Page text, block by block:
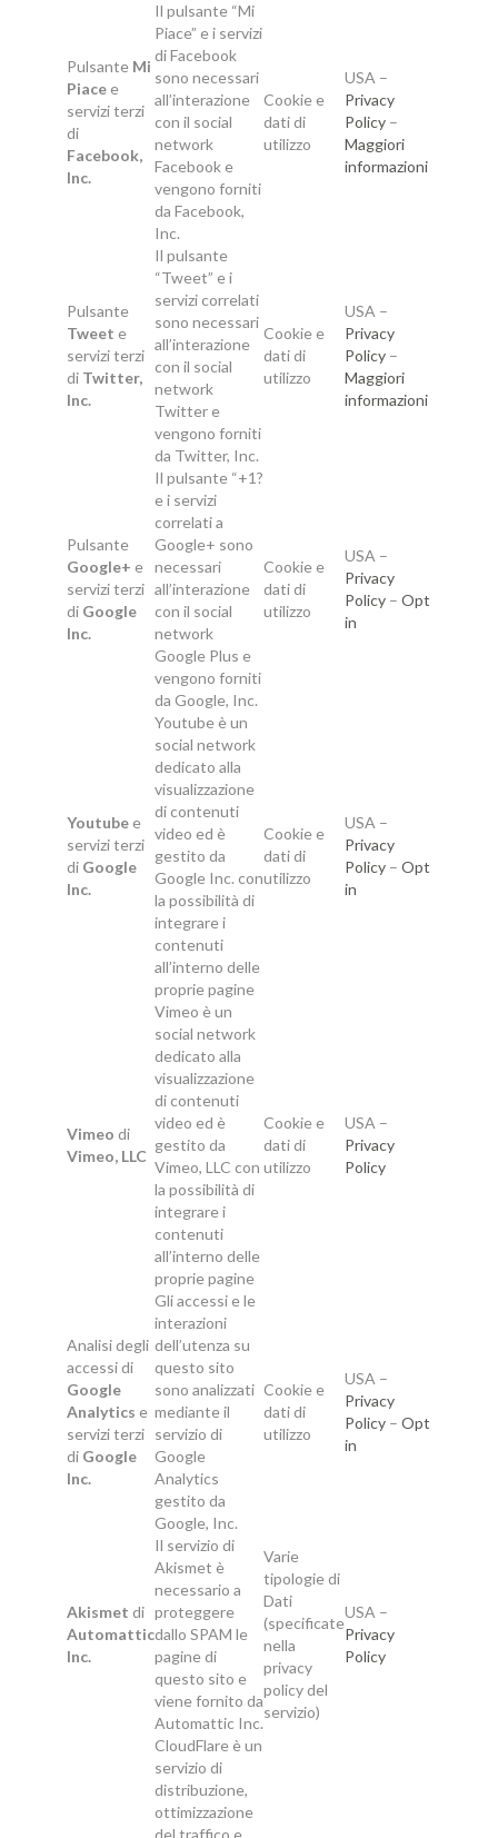
Pulsante Mi
Piacee
servizi terzi
di
Facebook,
Inc.
Il pulsante “Mi
Piace” e i servizi
di Facebook
sono necessari
all’interazione
con il social
network
Facebook e
vengono forniti
da Facebook,
Inc.
Cookie e
dati di
utilizzo
USA –
Privacy
Policy–
Maggiori
informazioni
Pulsante
Tweet e
servizi terzi
di Twitter,
Inc.
Il pulsante
“Tweet” e i
servizi correlati
sono necessari
all’interazione
con il social
network
Twitter e
vengono forniti
da Twitter, Inc.
Cookie e
dati di
utilizzo
USA –
Privacy
Policy–
Maggiori
informazioni
Pulsante
Google+ e
servizi terzi
di Google
Inc.
Il pulsante “+1?
e i servizi
correlati a
Google+ sono
necessari
all’interazione
con il social
network
Google Plus e
vengono forniti
da Google, Inc.
Cookie e
dati di
utilizzo
USA –
Privacy
Policy– Opt
in
Youtubee
servizi terzi
di Google
Inc.
Youtube è un
social network
dedicato alla
visualizzazione
di contenuti
video ed è
gestito da
Google Inc. con
la possibilità di
integrare i
contenuti
all’interno delle
proprie pagine
Cookie e
dati di
utilizzo
USA –
Privacy
Policy– Opt
in
Vimeo di
Vimeo, LLC
Vimeo è un
social network
dedicato alla
visualizzazione
di contenuti
video ed è
gestito da
Vimeo, LLC con
la possibilità di
integrare i
contenuti
all’interno delle
proprie pagine
Cookie e
dati di
utilizzo
USA –
Privacy
Policy
Analisi degli
accessi di
Google
Analytics e
servizi terzi
di Google
Inc.
Gli accessi e le
interazioni
dell’utenza su
questo sito
sono analizzati
mediante il
servizio di
Google
Analytics
gestito da
Google, Inc.
Cookie e
dati di
utilizzo
USA –
Privacy
Policy– Opt
in
Akismet di
Automattic
Inc.
Il servizio di
Akismet è
necessario a
proteggere
dallo SPAM le
pagine di
questo sito e
viene fornito da
Automattic Inc.
Varie
tipologie di
Dati
(specificate
nella
privacy
policy del
servizio)
USA –
Privacy
Policy
CloudFlare è un
servizio di
distribuzione,
ottimizzazione